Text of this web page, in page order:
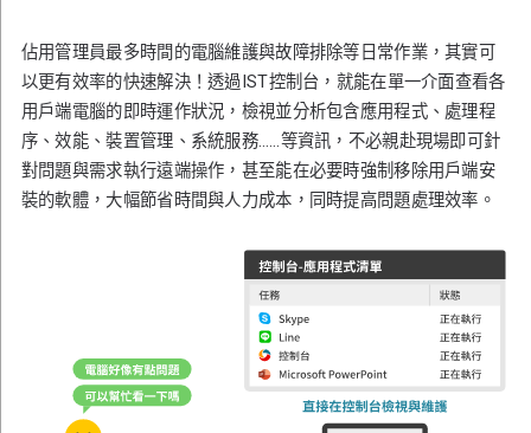
佔用管理員最多時間的電腦維護與故障排除等日常作業，其實可
以更有效率的快速解決！透過IST控制台，就能在單一介面查看各
用戶端電腦的即時運作狀況，檢視並分析包含應用程式、處理程
序、效能、裝置管理、系統服務……等資訊，不必親赴現場即可針
對問題與需求執行遠端操作，甚至能在必要時強制移除用戶端安
裝的軟體，大幅節省時間與人力成本，同時提高問題處理效率。